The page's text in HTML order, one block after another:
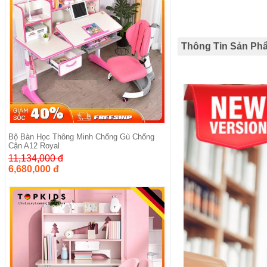
Thông Tin Sản
Bộ Bàn Học Thông Minh Chống Gù Chống
Cận A12 Royal
11,134,000 đ
6,680,000 đ